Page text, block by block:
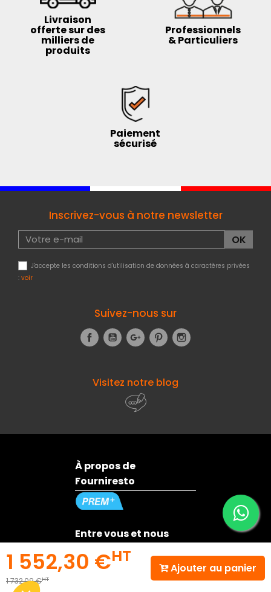
1 552,30 €HT
1 732,09 €HT
Ajouter au panier
Livraison
offerte sur des
milliers de
produits
Professionnels
& Particuliers
Paiement
sécurisé
Inscrivez-vous à notre newsletter
J'accepte les conditions d'utilisation de données à caractères privées
: voir
Suivez-nous sur
FacebookYouTubeGoogle+Pinterest
Visitez notre blog
À propos de
Fourniresto
Entre vous et nous
Besoin d'aide ?